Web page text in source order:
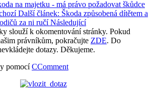
na majetku - má právo požadovat škůdce
Další článek: Škoda způsobená dítětem a
za ni ručíNásledující
slouží k okomentování stránky. Pokud
právníkům, pokračujte ZDE. Do
dotazy. Děkujeme.
pomocíCComment